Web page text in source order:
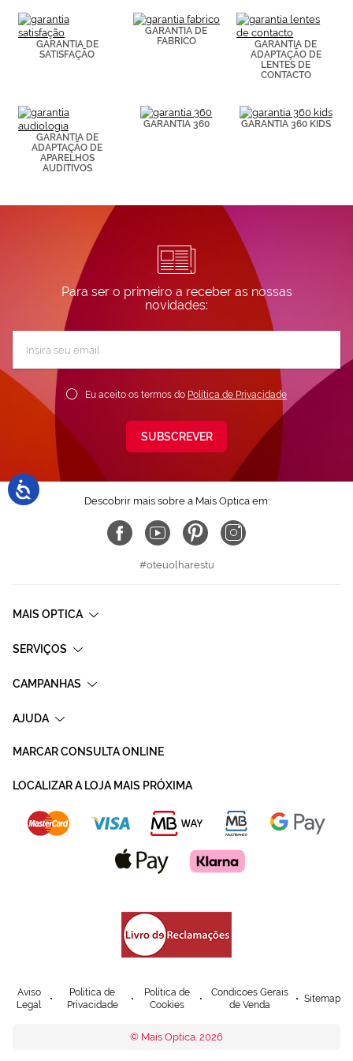
de páginas
visitadas).
Puedes
consultar más
Cookies.
GARANTIA DE
SATISFAÇÃO
GARANTIA DE
FABRICO
GARANTIA DE
ADAPTAÇÃO DE
LENTES DE
CONTACTO
GARANTIA DE
ADAPTAÇÃO DE
APARELHOS
AUDITIVOS
GARANTIA 360 GARANTIA 360 KIDS
Para ser o primeiro a receber as nossas
novidades:
Newsletter:
Eu aceito os termos do Política de Privacidade
SUBSCREVER
Descobrir mais sobre a Mais Optica em:
#oteuolharestu
MAIS OPTICA
SERVIÇOS
CAMPANHAS
AJUDA
MARCAR CONSULTA ONLINE
LOCALIZAR A LOJA MAIS PRÓXIMA
Aviso
Legal
Política de
Privacidade
Política de
Cookies
Condicoes Gerais
de Venda
Sitemap
© Mais Optica. 2026